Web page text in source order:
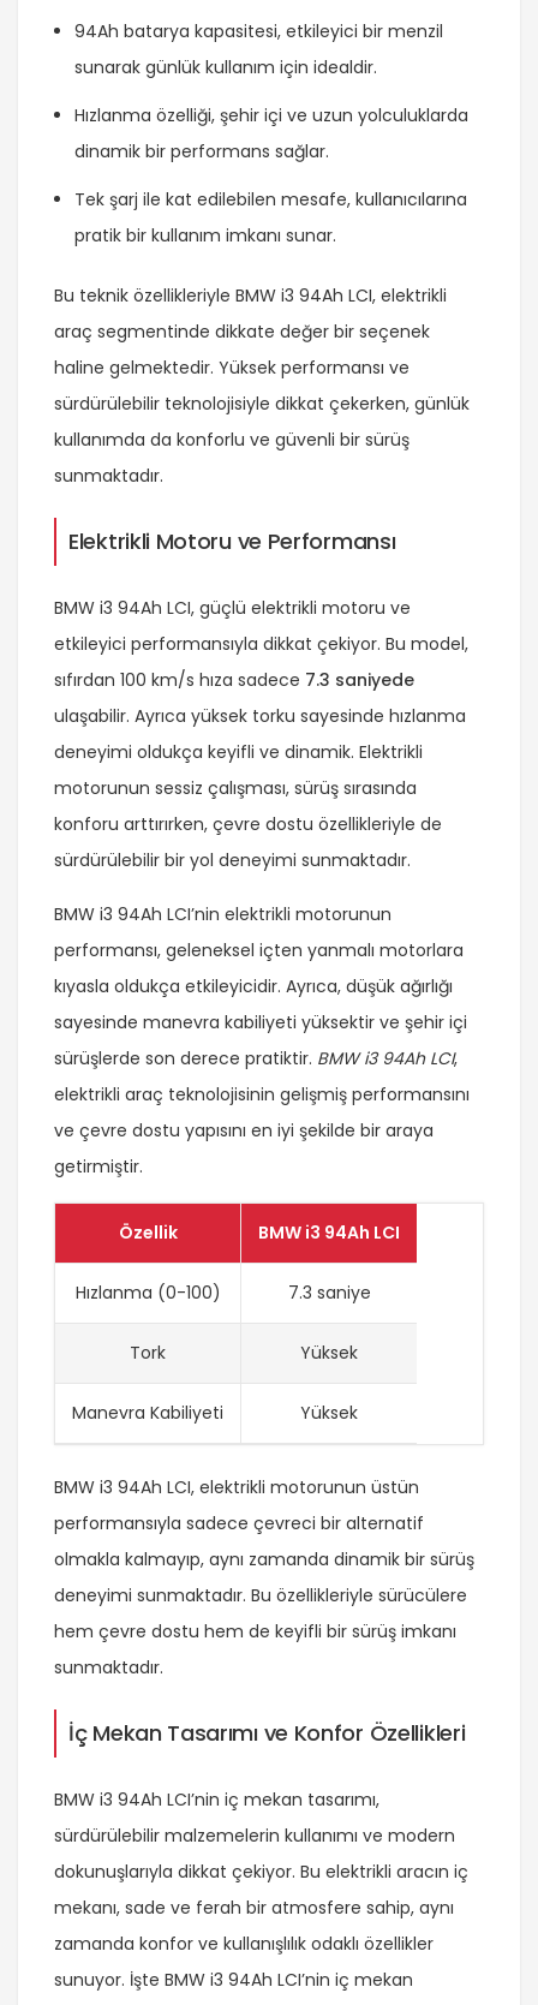
94Ah batarya kapasitesi, etkileyici bir menzil
sunarak günlük kullanım için idealdir.
Hızlanma özelliği, şehir içi ve uzun yolculuklarda
dinamik bir performans sağlar.
Tek şarj ile kat edilebilen mesafe, kullanıcılarına
pratik bir kullanım imkanı sunar.
Bu teknik özellikleriyle BMW i3 94Ah LCI, elektrikli
araç segmentinde dikkate değer bir seçenek
haline gelmektedir. Yüksek performansı ve
sürdürülebilir teknolojisiyle dikkat çekerken, günlük
kullanımda da konforlu ve güvenli bir sürüş
sunmaktadır.
Elektrikli Motoru ve Performansı
BMW i3 94Ah LCI, güçlü elektrikli motoru ve
etkileyici performansıyla dikkat çekiyor. Bu model,
sıfırdan 100 km/s hıza sadece 7.3 saniyede
ulaşabilir. Ayrıca yüksek torku sayesinde hızlanma
deneyimi oldukça keyifli ve dinamik. Elektrikli
motorunun sessiz çalışması, sürüş sırasında
konforu arttırırken, çevre dostu özellikleriyle de
sürdürülebilir bir yol deneyimi sunmaktadır.
BMW i3 94Ah LCI’nin elektrikli motorunun
performansı, geleneksel içten yanmalı motorlara
kıyasla oldukça etkileyicidir. Ayrıca, düşük ağırlığı
sayesinde manevra kabiliyeti yüksektir ve şehir içi
sürüşlerde son derece pratiktir. BMW i3 94Ah LCI,
elektrikli araç teknolojisinin gelişmiş performansını
ve çevre dostu yapısını en iyi şekilde bir araya
getirmiştir.
Özellik BMW i3 94Ah LCI
Hızlanma (0-100) 7.3 saniye
Tork Yüksek
Manevra Kabiliyeti Yüksek
BMW i3 94Ah LCI, elektrikli motorunun üstün
performansıyla sadece çevreci bir alternatif
olmakla kalmayıp, aynı zamanda dinamik bir sürüş
deneyimi sunmaktadır. Bu özellikleriyle sürücülere
hem çevre dostu hem de keyifli bir sürüş imkanı
sunmaktadır.
İç Mekan Tasarımı ve Konfor Özellikleri
BMW i3 94Ah LCI’nin iç mekan tasarımı,
sürdürülebilir malzemelerin kullanımı ve modern
dokunuşlarıyla dikkat çekiyor. Bu elektrikli aracın iç
mekanı, sade ve ferah bir atmosfere sahip, aynı
zamanda konfor ve kullanışlılık odaklı özellikler
sunuyor. İşte BMW i3 94Ah LCI’nin iç mekan